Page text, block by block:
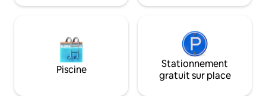
les couples, amis ou petites familles.
Piscine
Stationnement
gratuit sur place